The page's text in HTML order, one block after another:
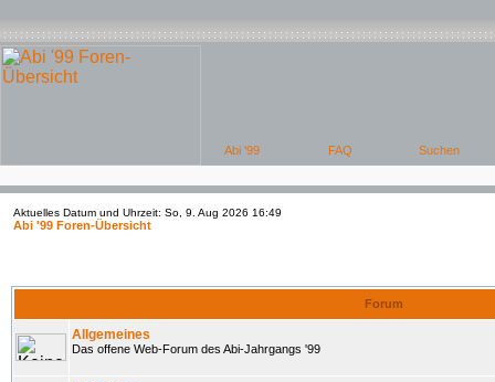
Aktuelles Datum und Uhrzeit: So, 9. Aug 2026 16:49
Abi '99 Foren-Übersicht
Forum
Allgemeines
Das offene Web-Forum des Abi-Jahrgangs '99